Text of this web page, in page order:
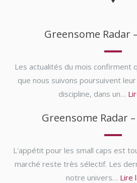
Greensome Radar
Les actualités du mois confirment
que nous suivons poursuivent
discipline, dans un…
Greensome Radar
L'appétit pour les small caps est
marché reste très sélectif. Les
notre univers… Lire